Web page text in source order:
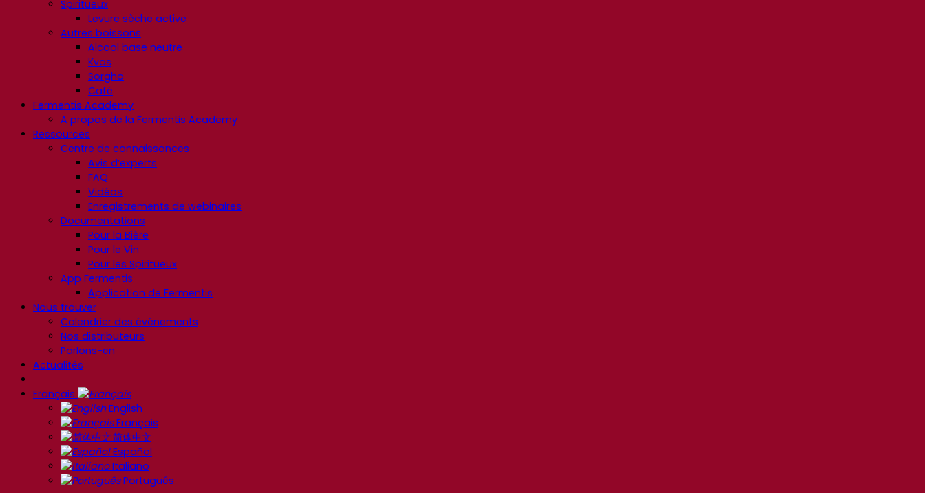
Spiritueux
Levure sèche active
Autres boissons
Alcool base neutre
Kvas
Sorgho
Café
Fermentis Academy
A propos de la Fermentis Academy
Ressources
Centre de connaissances
Avis d’experts
FAQ
Vidéos
Enregistrements de webinaires
Documentations
Pour la Bière
Pour le Vin
Pour les Spiritueux
App Fermentis
Application de Fermentis
Nous trouver
Calendrier des événements
Nos distributeurs
Parlons-en
Actualités
Français
English
Français
简体中文
Español
Italiano
Português